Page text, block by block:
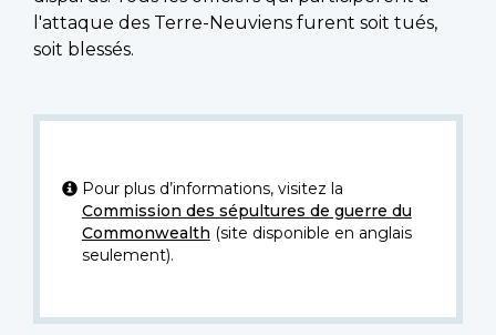
l'attaque des Terre-Neuviens furent soit tués,
soit blessés.
Pour plus d’informations, visitez la
Commission des sépultures de guerre du
Commonwealth (site disponible en anglais
seulement).